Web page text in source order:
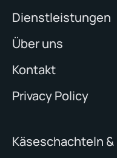
Dienstleistungen
Über uns
Kontakt
Privacy Policy
Käseschachteln